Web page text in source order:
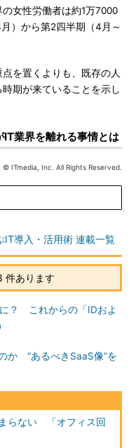
女性労働者は約1万7000
）から第2四半期（4月～
を置くよりも、既存の人
期が来ていることを示し
業界を離れる事情とは
ITmedia, Inc. All Rights Reserved.
導入・活用術 連載一覧
件あります
？ これからの「IDおよ
か “あるべきSaaS像”を
らない 「オフィス回